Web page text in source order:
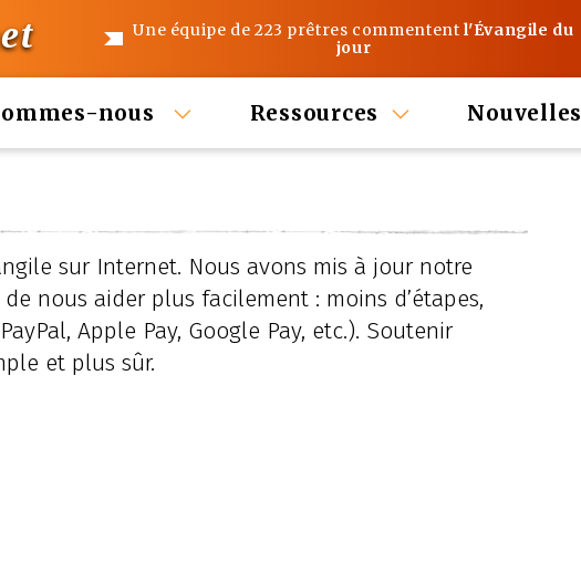
Une équipe de 223 prêtres commententl'Évangile du
jour
nous Ressources Nouvelles
sur Internet. Nous avons mis à jour notre
nous aider plus facilement : moins d’étapes,
Apple Pay, Google Pay, etc.). Soutenir
et plus sûr.